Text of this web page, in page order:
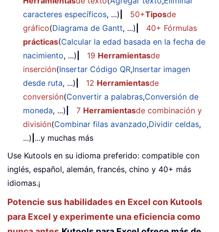
caracteres específicos, ...) 50+Tiposde
gráfico(Diagrama de Gantt, ...)
40+ Fórmulas
prácticas(Calcular la edad basada en la fecha de
nacimiento, ...) 19 Herramientasde
inserción(Insertar Código QR,Insertar imagen
desde ruta, ...) 12 Herramientasde
conversión(Convertir a palabras,Conversión de
moneda, ...) 7 Herramientasde combinación y
división(Combinar filas avanzado,Dividir celdas,
...) ...y muchas más
Use Kutools en su idioma preferido: compatible con
inglés, español, alemán, francés, chino y 40+ más
idiomas.¡
Potencie sus habilidades en Excel con Kutools
para Excel y experimente una eficiencia como